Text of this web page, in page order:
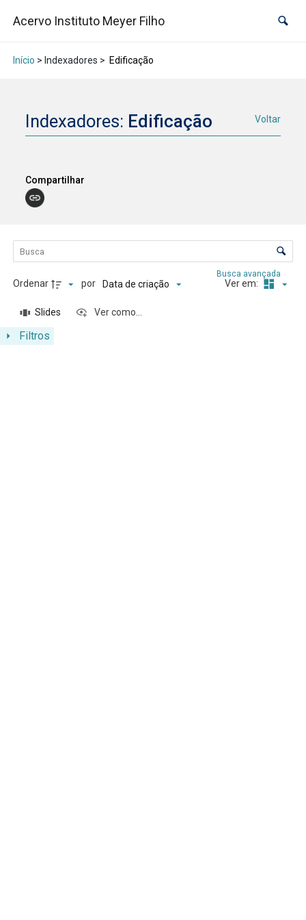
Acervo Instituto Meyer Filho
Início > Indexadores > Edificação
Indexadores: Edificação Voltar
Compartilhar
Lista de itens
Controle de ordenação e visualização
Filtros
Busca avançada
Ordenar por Data de criação Ver em:
Slides Ver como...